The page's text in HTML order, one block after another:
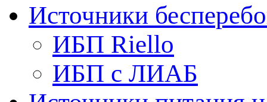
Источники
ИБП Riello
ИБП с ЛИАБ